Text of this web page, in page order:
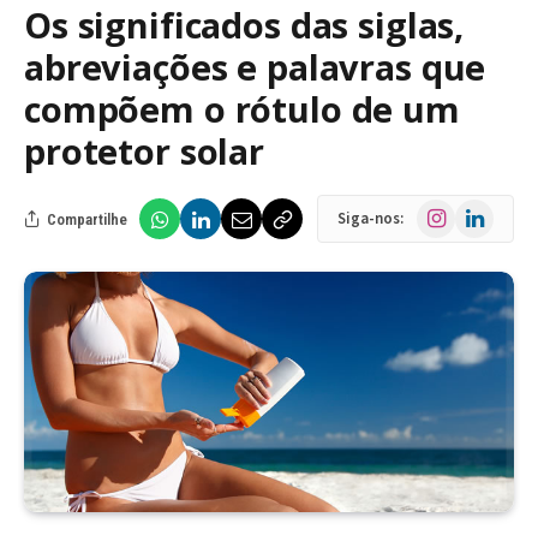
Os significados das siglas,
abreviações e palavras que
compõem o rótulo de um
protetor solar
Compartilhe Siga-nos: InstagramLinkedIn